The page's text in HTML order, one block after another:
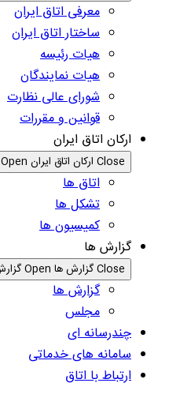
معرفی اتاق ایران
ساختار اتاق ایران
هیات رئیسه
هیات نمایندگان
شورای عالی نظارت
قوانین و مقررات
ارکان اتاق ایران
Close ارکان اتاق ایران Open ارکان اتاق ایران
اتاق ها
تشکل ها
کمیسیون ها
گزارش ها
Close گزارش ها Open گزارش ها
گزارش ها
مجلس
چندرسانه ای
سامانه های خدماتی
ارتباط با اتاق